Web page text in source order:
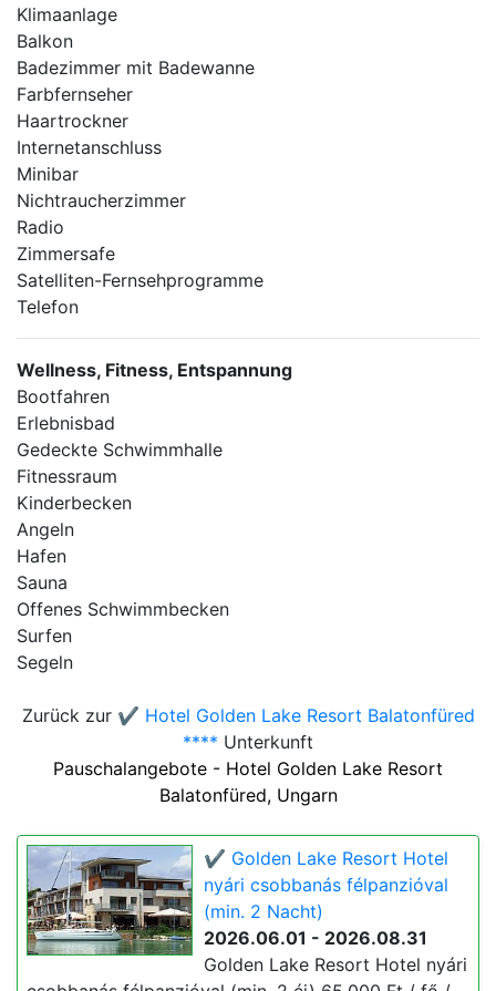
Klimaanlage
Balkon
Badezimmer mit Badewanne
Farbfernseher
Haartrockner
Internetanschluss
Minibar
Nichtraucherzimmer
Radio
Zimmersafe
Satelliten-Fernsehprogramme
Telefon
Wellness, Fitness, Entspannung
Bootfahren
Erlebnisbad
Gedeckte Schwimmhalle
Fitnessraum
Kinderbecken
Angeln
Hafen
Sauna
Offenes Schwimmbecken
Surfen
Segeln
Zurück zur ✔️ Hotel Golden Lake Resort Balatonfüred
**** Unterkunft
Pauschalangebote - Hotel Golden Lake Resort
Balatonfüred, Ungarn
✔️ Golden Lake Resort Hotel
nyári csobbanás félpanzióval
(min. 2 Nacht)
2026.06.01 - 2026.08.31
Golden Lake Resort Hotel nyári